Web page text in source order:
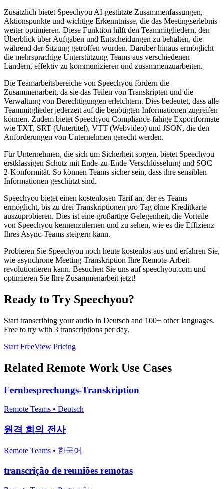
Zusätzlich bietet Speechyou AI-gestützte Zusammenfassungen,
Aktionspunkte und wichtige Erkenntnisse, die das Meetingserlebnis
weiter optimieren. Diese Funktion hilft den Teammitgliedern, den
Überblick über Aufgaben und Entscheidungen zu behalten, die
während der Sitzung getroffen wurden. Darüber hinaus ermöglicht
die mehrsprachige Unterstützung Teams aus verschiedenen
Ländern, effektiv zu kommunizieren und zusammenzuarbeiten.
Die Teamarbeitsbereiche von Speechyou fördern die
Zusammenarbeit, da sie das Teilen von Transkripten und die
Verwaltung von Berechtigungen erleichtern. Dies bedeutet, dass alle
Teammitglieder jederzeit auf die benötigten Informationen zugreifen
können. Zudem bietet Speechyou Compliance-fähige Exportformate
wie TXT, SRT (Untertitel), VTT (Webvideo) und JSON, die den
Anforderungen von Unternehmen gerecht werden.
Für Unternehmen, die sich um Sicherheit sorgen, bietet Speechyou
erstklassigen Schutz mit Ende-zu-Ende-Verschlüsselung und SOC
2-Konformität. So können Teams sicher sein, dass ihre sensiblen
Informationen geschützt sind.
Speechyou bietet einen kostenlosen Tarif an, der es Teams
ermöglicht, bis zu drei Transkriptionen pro Tag ohne Kreditkarte
auszuprobieren. Dies ist eine großartige Gelegenheit, die Vorteile
von Speechyou kennenzulernen und zu sehen, wie es die Effizienz
Ihres Async-Teams steigern kann.
Probieren Sie Speechyou noch heute kostenlos aus und erfahren Sie,
wie asynchrone Meeting-Transkription Ihre Remote-Arbeit
revolutionieren kann. Besuchen Sie uns auf speechyou.com und
optimieren Sie Ihre Zusammenarbeit jetzt!
Ready to Try Speechyou?
Start transcribing your audio in Deutsch and 100+ other languages.
Free to try with 3 transcriptions per day.
Start FreeView Pricing
Related Remote Work Use Cases
Fernbesprechungs-Transkription
Remote Teams • Deutsch
원격 회의 전사
Remote Teams • 한국어
transcrição de reuniões remotas